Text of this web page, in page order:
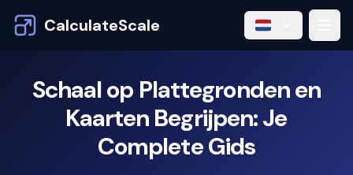
CalculateScale
Schaal op Plattegronden en
Kaarten Begrijpen: Je
Complete Gids